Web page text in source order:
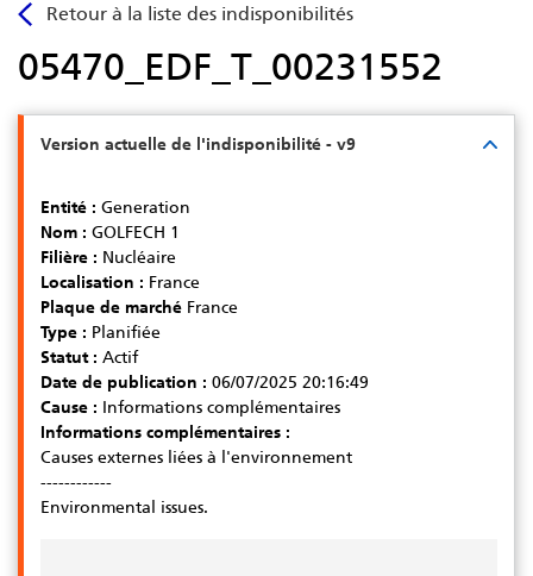
Aller
contenu
Retour à la liste des indisponibilités
05470_EDF_T_00231552
Version actuelle de l'indisponibilité - v9
Entité : Generation
Nom : GOLFECH 1
Filière : Nucléaire
Localisation : France
Plaque de marché France
Type : Planifiée
Statut : Actif
Date de publication : 06/07/2025 20:16:49
Cause : Informations complémentaires
Informations complémentaires :
Causes externes liées à l'environnement
------------
Environmental issues.